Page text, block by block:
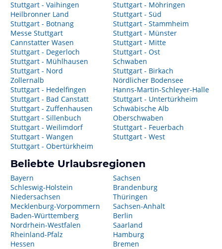
Stuttgart - Vaihingen
Heilbronner Land
Stuttgart - Botnang
Messe Stuttgart
Cannstatter Wasen
Stuttgart - Degerloch
Stuttgart - Mühlhausen
Stuttgart - Nord
Zollernalb
Stuttgart - Hedelfingen
Stuttgart - Bad Canstatt
Stuttgart - Zuffenhausen
Stuttgart - Sillenbuch
Stuttgart - Weilimdorf
Stuttgart - Wangen
Stuttgart - Obertürkheim
Stuttgart - Möhringen
Stuttgart - Süd
Stuttgart - Stammheim
Stuttgart - Münster
Stuttgart - Mitte
Stuttgart - Ost
Schwaben
Stuttgart - Birkach
Nördlicher Bodensee
Hanns-Martin-Schleyer-Halle
Stuttgart - Untertürkheim
Schwäbische Alb
Oberschwaben
Stuttgart - Feuerbach
Stuttgart - West
Beliebte Urlaubsregionen
Bayern
Schleswig-Holstein
Niedersachsen
Mecklenburg-Vorpommern
Baden-Württemberg
Nordrhein-Westfalen
Rheinland-Pfalz
Hessen
Sachsen
Brandenburg
Thüringen
Sachsen-Anhalt
Berlin
Saarland
Hamburg
Bremen